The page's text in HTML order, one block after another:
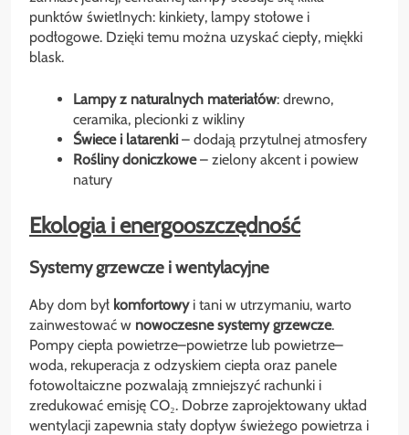
punktów świetlnych: kinkiety, lampy stołowe i
podłogowe. Dzięki temu można uzyskać ciepły, miękki
blask.
Lampy z naturalnych materiałów: drewno,
ceramika, plecionki z wikliny
Świece i latarenki – dodają przytulnej atmosfery
Rośliny doniczkowe– zielony akcent i powiew
natury
Ekologia i energooszczędność
Systemy grzewcze i wentylacyjne
Aby dom był komfortowyi tani w utrzymaniu, warto
zainwestować w nowoczesne systemy grzewcze.
Pompy ciepła powietrze–powietrze lub powietrze–
woda, rekuperacja z odzyskiem ciepła oraz panele
fotowoltaiczne pozwalają zmniejszyć rachunki i
zredukować emisję CO₂. Dobrze zaprojektowany układ
wentylacji zapewnia stały dopływ świeżego powietrza i